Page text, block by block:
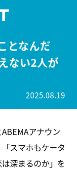
となんだ
ない2人が
2025.08.19
アナウン
スマホもケータ
深まるのか」を